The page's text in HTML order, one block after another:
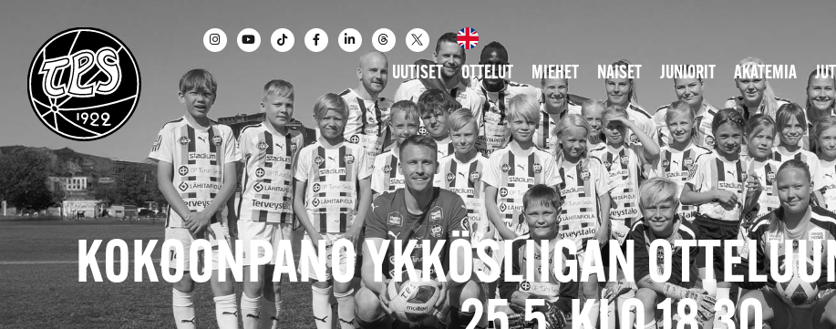
UUTISET OTTELUT MIEHET NAISET JUNIORIT AKATEMIA
KOKOONPANO YKKÖSLIIGAN